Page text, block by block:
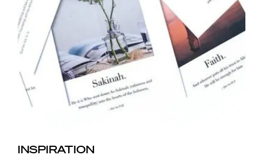
INSPIRATION